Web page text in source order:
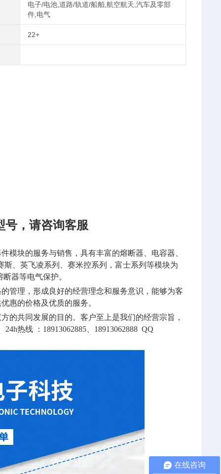
电子/电池,道路/轨道/船舶,航空航天,汽车及零部
件,电气
22+
号，请咨询客服
模块的服务与销售，具有丰富的熔断器、电容器、
、英飞凌系列、赛米控系列，富士系列等模块为
器等电气保护。
管理，形成良好的经营理念和服务意识，能够为客
惠的价格及优质的服务。
的共同发展的目的。客户至上是我们的经营宗旨，
24h热线 ： 18913062885 18913062888 QQ
在线咨询